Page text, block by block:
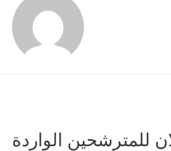
للمترشحين الواردة